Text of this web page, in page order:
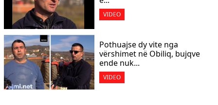
VIDEO
VIDEO
Pothuajse dy vite nga
vërshimet në Obiliq, bujqve
ende nuk...